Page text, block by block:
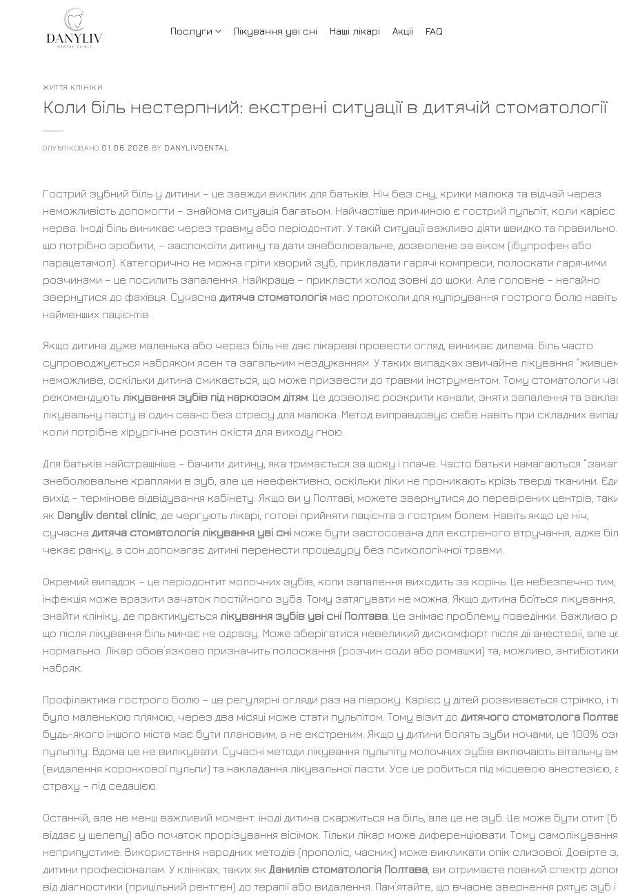
Послуги Лікування уві сні Наші лікарі Акції FAQ
ЖИТТЯ КЛІНІКИ
Коли біль нестерпний: екстрені ситуації в дитячій стоматології
ОПУБЛІКОВАНО 01.06.2026 BY DANYLIVDENTAL
Гострий зубний біль у дитини – це завжди виклик для батьків. Ніч без сну, крики малюка та відчай через
неможливість допомогти – знайома ситуація багатьом. Найчастіше причиною є гострий пульпіт, коли карієс
нерва. Іноді біль виникає через травму або періодонтит. У такій ситуації важливо діяти швидко та
що потрібно зробити, – заспокоїти дитину та дати знеболювальне, дозволене за віком (ібупрофен або
парацетамол). Категорично не можна гріти хворий зуб, прикладати гарячі компреси, полоскати гарячими
розчинами – це посилить запалення. Найкраще – прикласти холод зовні до щоки. Але головне – негайно
звернутися до фахівця. Сучасна дитяча стоматологія має протоколи для купірування гострого болю
найменших пацієнтів.
Якщо дитина дуже маленька або через біль не дає лікареві провести огляд, виникає дилема. Біль часто
супроводжується набряком ясен та загальним нездужанням. У таких випадках звичайне лікування
неможливе, оскільки дитина смикається, що може призвести до травми інструментом. Тому стоматологи
рекомендують лікування зубів під наркозом дітям . Це дозволяє розкрити канали, зняти запалення та
лікувальну пасту в один сеанс без стресу для малюка. Метод виправдовує себе навіть при складних
коли потрібне хірургічне розтин окістя для виходу гною.
Для батьків найстрашніше – бачити дитину, яка тримається за щоку і плаче. Часто батьки намагаються
знеболювальне краплями в зуб, але це неефективно, оскільки ліки не проникають крізь тверді тканини.
вихід – термінове відвідування кабінету. Якщо ви у Полтаві, можете звернутися до перевірених центрів,
як Danyliv dental clinic , де чергують лікарі, готові прийняти пацієнта з гострим болем. Навіть якщо це ніч,
сучасна дитяча стоматологія лікування уві сні може бути застосована для екстреного втручання, адже
чекає ранку, а сон допомагає дитині перенести процедуру без психологічної травми.
Окремий випадок – це періодонтит молочних зубів, коли запалення виходить за корінь. Це небезпечно
інфекція може вразити зачаток постійного зуба. Тому затягувати не можна. Якщо дитина боїться
знайти клініку, де практикується лікування зубів уві сні Полтава . Це знімає проблему поведінки. Важливо
що після лікування біль минає не одразу. Може зберігатися невеликий дискомфорт після дії анестезії, але
нормально. Лікар обов’язково призначить полоскання (розчин соди або ромашки) та, можливо,
набряк.
Профілактика гострого болю – це регулярні огляди раз на півроку. Карієс у дітей розвивається стрімко, і
було маленькою плямою, через два місяці може стати пульпітом. Тому візит до дитячого стоматолога
будь-якого іншого міста має бути плановим, а не екстреним. Якщо у дитини болять зуби ночами, це 100%
пульпіту. Вдома це не вилікувати. Сучасні методи лікування пульпіту молочних зубів включають вітальну
(видалення коронкової пульпи) та накладання лікувальної пасти. Усе це робиться під місцевою анестезією,
страху – під седацією.
Останній, але не менш важливий момент: іноді дитина скаржиться на біль, але це не зуб. Це може бути отит
віддає у щелепу) або початок прорізування вісімок. Тільки лікар може диференціювати. Тому самолікування
неприпустиме. Використання народних методів (прополіс, часник) може викликати опік слизової. Довірте
дитини професіоналам. У клініках, таких як Данилів стоматологія Полтава , ви отримаєте повний спектр
від діагностики (прицільний рентген) до терапії або видалення. Пам’ятайте, що вчасне звернення рятує зуб